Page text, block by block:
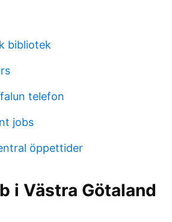
bibliotek
telefon
jobs
öppettider
i Västra Götaland